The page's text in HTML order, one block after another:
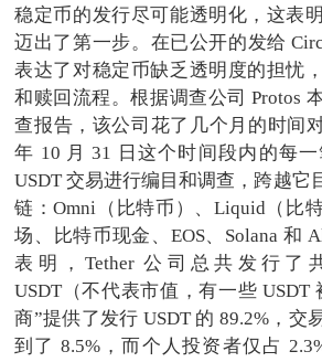
稳定币的发行尽可能透明化，这表
迈出了第一步。在已公开的发给
表达了对稳定币缺乏透明度的担忧
和赎回流程。根据调查公司 Protos
查报告，该公司花了几个月的时间
年 10 月 31 日这个时间段内的每一
USDT 交易进行编目和调查，跨越它
链：Omni（比特币）、Liquid（比
场、比特币现金、EOS、Solana 和
表明，Tether 公司总共发行了
USDT（不代表市值，有一些 USDT
商”提供了发行 USDT 的 89.2%，交
到了 8.5%，而个人投资者仅占